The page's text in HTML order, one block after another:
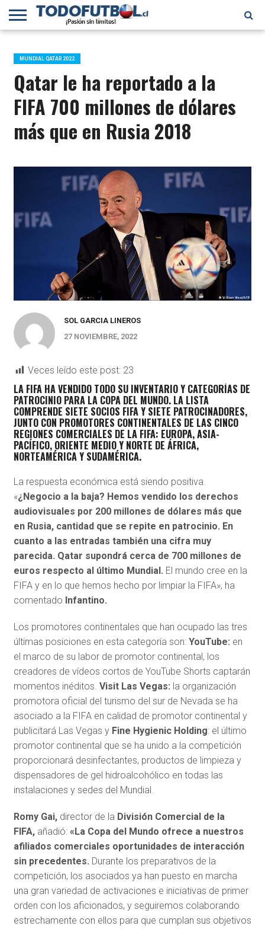
PRIMERA
B
SELECCIÓN
CHILENA
CHILENOS
EN EL
MUNDO
FÚTBOL
INTERNACIONAL
MUNDIAL QATAR 2022
Qatar le ha reportado a la
FIFA 700 millones de dólares
más que en Rusia 2018
SOL GARCIA LINEROS
27 NOVIEMBRE, 2022
Veces leído este post: 23
LA FIFA HA VENDIDO TODO SU INVENTARIO Y CATEGORÍAS DE
PATROCINIO PARA LA COPA DEL MUNDO. LA LISTA
COMPRENDE SIETE SOCIOS FIFA Y SIETE PATROCINADORES,
JUNTO CON PROMOTORES CONTINENTALES DE LAS CINCO
REGIONES COMERCIALES DE LA FIFA: EUROPA, ASIA-
PACÍFICO, ORIENTE MEDIO Y NORTE DE ÁFRICA,
NORTEAMÉRICA Y SUDAMÉRICA.
La respuesta económica está siendo positiva.
«¿Negocio a la baja? Hemos vendido los derechos
audiovisuales por 200 millones de dólares más que
en Rusia, cantidad que se repite en patrocinio. En
cuanto a las entradas también una cifra muy
parecida. Qatar supondrá cerca de 700 millones de
euros respecto al último Mundial. El mundo cree en la
FIFA y en lo que hemos hecho por limpiar la FIFA», ha
comentado Infantino.
Los promotores continentales que han ocupado las tres
últimas posiciones en esta categoría son: YouTube: en
el marco de su labor de promotor continental, los
creadores de vídeos cortos de YouTube Shorts captarán
momentos inéditos. Visit Las Vegas: la organización
promotora oficial del turismo del sur de Nevada se ha
asociado a la FIFA en calidad de promotor continental y
publicitará Las Vegas y Fine HygienicHolding: el último
promotor continental que se ha unido a la competición
proporcionará desinfectantes, productos de limpieza y
dispensadores de gel hidroalcohólico en todas las
instalaciones y sedes del Mundial.
Romy Gai,director de la División Comercial de la
FIFA,añadió: «La Copa del Mundo ofrece a nuestros
afiliados comerciales oportunidades de interacción
sin precedentes. Durante los preparativos de la
competición, los asociados ya han puesto en marcha
una gran variedad de activaciones e iniciativas de primer
orden con los aficionados, y seguiremos colaborando
estrechamente con ellos para que cumplan sus objetivos